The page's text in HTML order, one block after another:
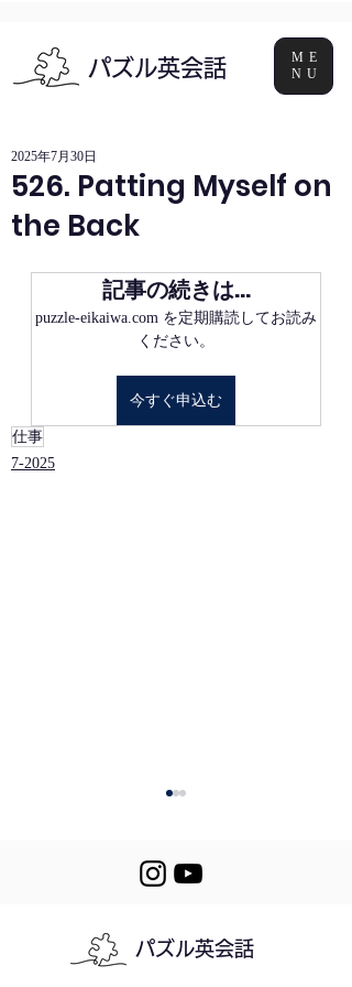
パズル英会話
ME
NU
526. Patting Myself on
the Back
2025年7月30日
記事の続きは…
puzzle-eikaiwa.com を定期購読してお読み
ください。
今すぐ申込む
仕事
7-2025
525. Building Habits
パズル英会話